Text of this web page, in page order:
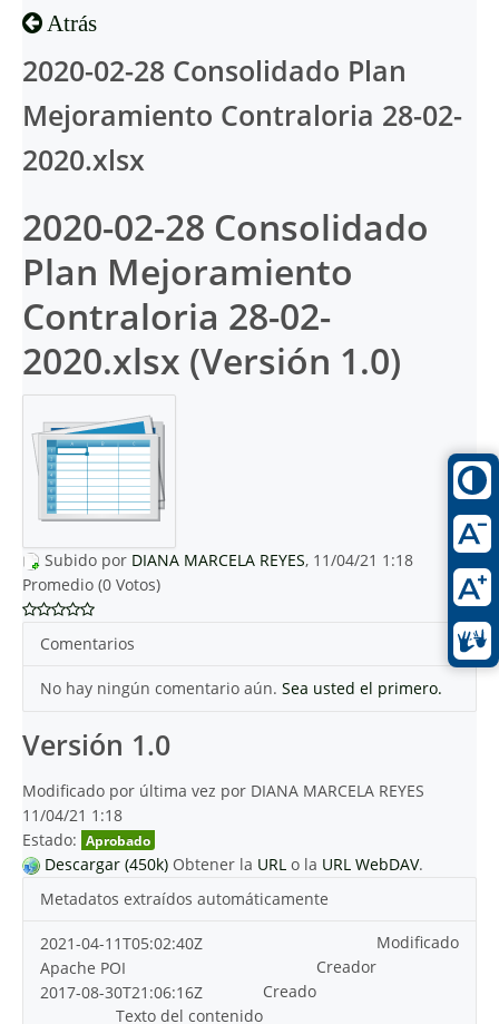
Atrás
2020-02-28 Consolidado Plan
Mejoramiento Contraloria 28-02-
2020.xlsx
2020-02-28 Consolidado
Plan Mejoramiento
Contraloria 28-02-
2020.xlsx (Versión 1.0)
Subido por DIANA MARCELA REYES, 11/04/21 1:18
Promedio (0 Votos)
Comentarios
No hay ningún comentario aún. Sea usted el primero.
Versión 1.0
Modificado por última vez por DIANA MARCELA REYES
11/04/21 1:18
Estado: Aprobado
Descargar (450k) Obtener la URL o la URL WebDAV.
Metadatos extraídos automáticamente
Modificado
2021-04-11T05:02:40Z
Creador
Apache POI
Creado
2017-08-30T21:06:16Z
Texto del contenido